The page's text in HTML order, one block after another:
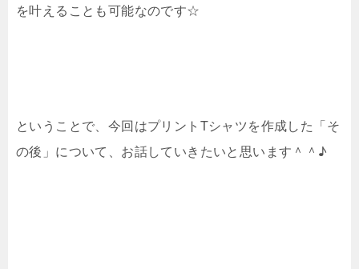
を叶えることも可能なのです☆
ということで、今回はプリントTシャツを作成した「そ
の後」について、お話していきたいと思います＾＾♪